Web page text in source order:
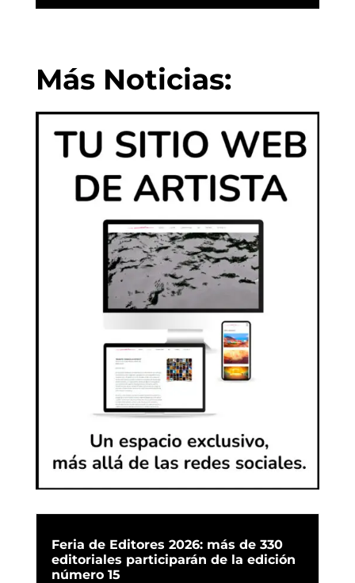
Más Noticias:
Feria de Editores 2026: más de 330
editoriales participarán de la edición
número 15